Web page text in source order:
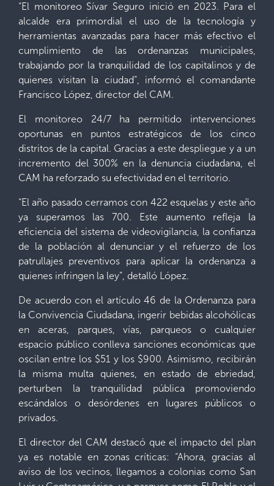
“El monitoreo Sívar Seguro inició en 2023. Para el
alcalde era primordial el uso de la tecnología y
herramientas avanzadas para hacer más efectivo el
cumplimiento de las ordenanzas municipales,
trabajando por la tranquilidad de los capitalinos y de
quienes visitan la ciudad”, informó el comandante
Francisco López, director del CAM.
El monitoreo 24/7 ha permitido intervenciones
oportunas en puntos estratégicos de los cinco
distritos de la capital. Gracias a este despliegue y a un
incremento del 300% en la denuncia ciudadana, el
CAM ha reforzado su efectividad en el territorio.
“El año pasado cerramos con 422 esquelas y este año
ya superamos las 700. Este aumento refleja la
eficiencia del sistema de videovigilancia, la confianza
de la población al denunciar y el refuerzo de los
patrullajes preventivos para aplicar la ordenanza a
quienes infringen la ley”, detalló López.
De acuerdo con el artículo 46 de la Ordenanza para
la Convivencia Ciudadana, ingerir bebidas alcohólicas
en aceras, parques, vías, parqueos o cualquier
espacio público conlleva sanciones económicas que
oscilan entre los $51 y los $900. Asimismo, recibirán
la misma multa quienes, en estado de ebriedad,
perturben la tranquilidad pública promoviendo
escándalos o desórdenes en lugares públicos o
privados.
El director del CAM destacó que el impacto del plan
ya es notable en zonas críticas: “Ahora, gracias al
aviso de los vecinos, llegamos a colonias como San